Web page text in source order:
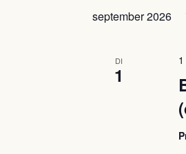
september 2026
DI
1